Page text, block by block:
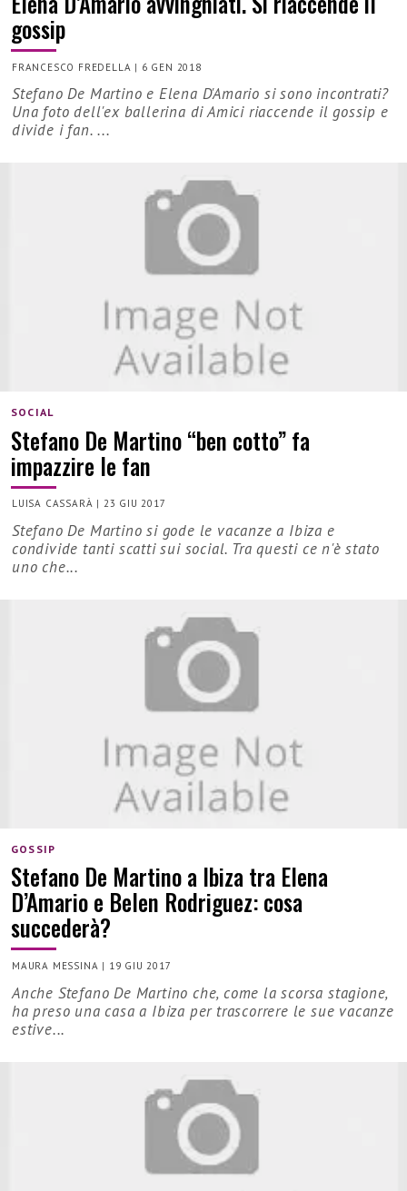
gossip
FRANCESCO FREDELLA | 6 GEN 2018
Stefano De Martino e Elena D'Amario si sono incontrati?
Una foto dell'ex ballerina di Amici riaccende il gossip e
divide i fan. ...
SOCIAL
Stefano De Martino “ben cotto” fa
impazzire le fan
LUISA CASSARÀ | 23 GIU 2017
Stefano De Martino si gode le vacanze a Ibiza e
condivide tanti scatti sui social. Tra questi ce n'è stato
uno che...
GOSSIP
Stefano De Martino a Ibiza tra Elena
D’Amario e Belen Rodriguez: cosa
succederà?
MAURA MESSINA | 19 GIU 2017
Anche Stefano De Martino che, come la scorsa stagione,
ha preso una casa a Ibiza per trascorrere le sue vacanze
estive...